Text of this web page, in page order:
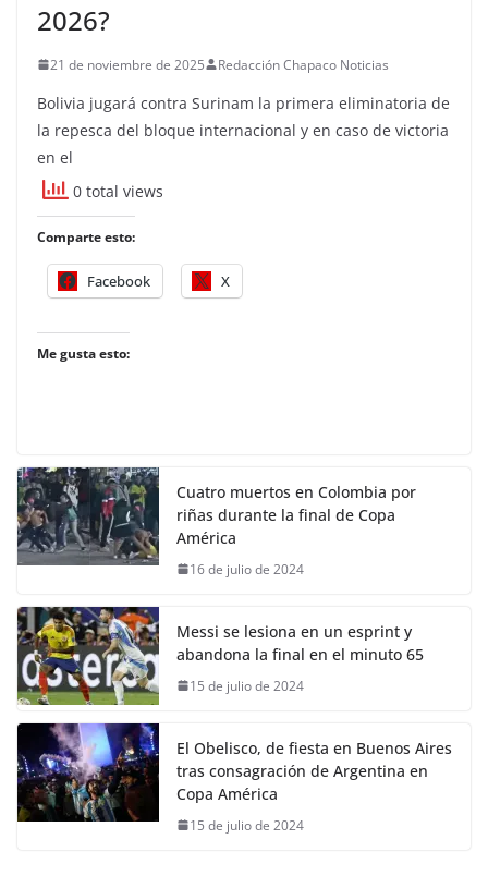
2026?
21 de noviembre de 2025 Redacción Chapaco Noticias
Bolivia jugará contra Surinam la primera eliminatoria de
la repesca del bloque internacional y en caso de victoria
en el
0 total views
Comparte esto:
Facebook X
Me gusta esto:
Cuatro muertos en Colombia por
riñas durante la final de Copa
América
16 de julio de 2024
Messi se lesiona en un esprint y
abandona la final en el minuto 65
15 de julio de 2024
El Obelisco, de fiesta en Buenos Aires
tras consagración de Argentina en
Copa América
15 de julio de 2024